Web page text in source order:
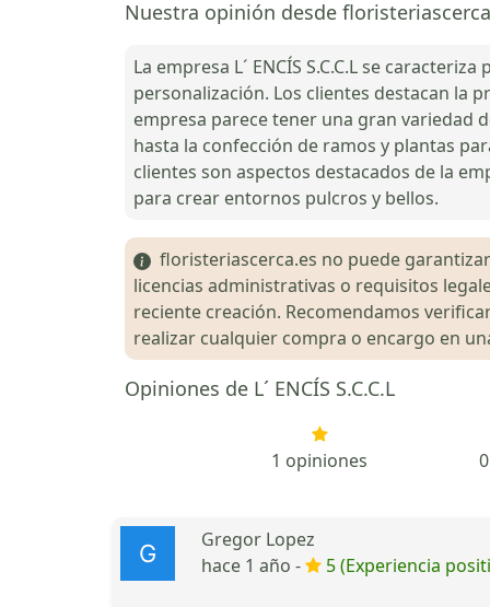
Nuestra opinión desde
La empresa L´ ENCÍS S.C.C.L se
personalización. Los clientes destacan la
empresa parece tener una gran variedad
hasta la confección de ramos y plantas
clientes son aspectos destacados de la
para crear entornos pulcros y bellos.
floristeriascerca.es no puede
licencias administrativas o requisitos
reciente creación. Recomendamos
realizar cualquier compra o encargo en
Opiniones de L´ ENCÍS S.C.C.L
1 opiniones
Gregor Lopez
hace 1 año -
5 (Experiencia